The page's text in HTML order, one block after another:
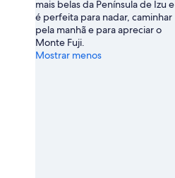
de
ago.
mais belas da Península de Izu e
é perfeita para nadar, caminhar
pela manhã e para apreciar o
Monte Fuji.
Mostrar menos